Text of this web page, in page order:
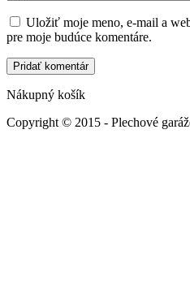
Uložiť moje meno, e-mail a
pre moje budúce komentáre.
Nákupný košík
Copyright © 2015 - Plechové